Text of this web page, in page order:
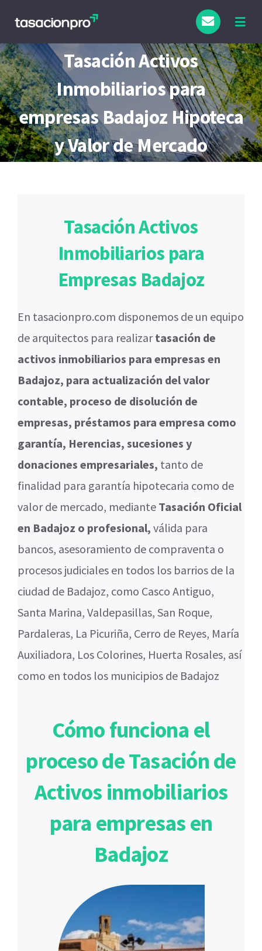
contenido
Tipo de Inmueble
Finalidad
Blog
Tasación Activos
Inmobiliarios para
empresas Badajoz Hipoteca
y Valor de Mercado
Tasación Activos
Inmobiliarios para
Empresas Badajoz
En tasacionpro.com disponemos de un equipo
de arquitectos para realizartasación de
activos inmobiliarios para empresas en
Badajoz, para actualización del valor
contable, proceso de disolución de
empresas, préstamos para empresa como
garantía, Herencias, sucesiones y
donaciones empresariales, tanto de
finalidad para garantía hipotecaria como de
valor de mercado, mediante Tasación Oficial
en Badajoz o profesional, válida para
bancos, asesoramiento de compraventa o
procesos judiciales en todos los barrios de la
ciudad de Badajoz, como Casco Antiguo,
Santa Marina, Valdepasillas, San Roque,
Pardaleras, La Picuriña, Cerro de Reyes, María
Auxiliadora, Los Colorines, Huerta Rosales, así
como en todos los municipios de Badajoz
Cómo funciona el
proceso de Tasación de
Activos inmobiliarios
para empresas en
Badajoz